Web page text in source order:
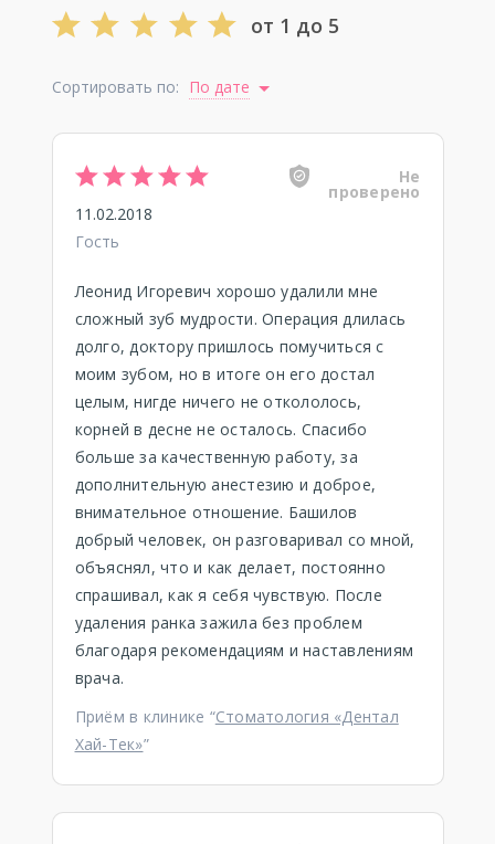
от 1 до 5
Сортировать по: По дате
Не
проверено
11.02.2018
Гость
Леонид Игоревич хорошо удалили мне
сложный зуб мудрости. Операция длилась
долго, доктору пришлось помучиться с
моим зубом, но в итоге он его достал
целым, нигде ничего не откололось,
корней в десне не осталось. Спасибо
больше за качественную работу, за
дополнительную анестезию и доброе,
внимательное отношение. Башилов
добрый человек, он разговаривал со мной,
объяснял, что и как делает, постоянно
спрашивал, как я себя чувствую. После
удаления ранка зажила без проблем
благодаря рекомендациям и наставлениям
врача.
Приём в клинике “Стоматология «Дентал
Хай-Тек»”